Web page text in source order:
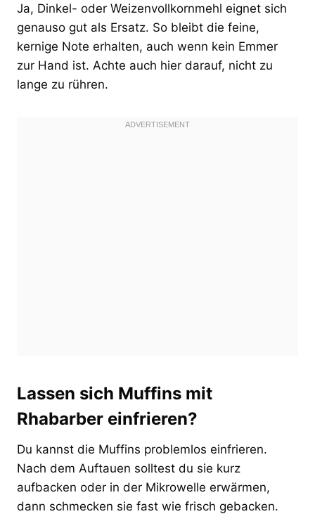
Ja, Dinkel- oder Weizenvollkornmehl eignet sich
genauso gut als Ersatz. So bleibt die feine,
kernige Note erhalten, auch wenn kein Emmer
zur Hand ist. Achte auch hier darauf, nicht zu
lange zu rühren.
Lassen sich Muffins mit
Rhabarber einfrieren?
Du kannst die Muffins problemlos einfrieren.
Nach dem Auftauen solltest du sie kurz
aufbacken oder in der Mikrowelle erwärmen,
dann schmecken sie fast wie frisch gebacken.